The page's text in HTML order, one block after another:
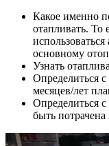
Какое именно
отапливать. То
основному
Узнать
Определиться
месяцев/лет
Определиться
быть